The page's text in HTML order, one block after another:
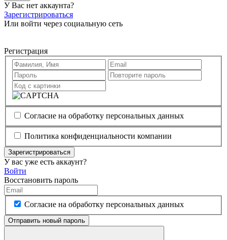
У Вас нет аккаунта?
Зарегистрироваться
Или войти через социальную сеть
Регистрация
Согласие на обработку персональных данных
Политика конфиденциальности компании
Зарегистрироваться
У вас уже есть аккаунт?
Войти
Восстановить пароль
Согласие на обработку персональных данных
Отправить новый пароль